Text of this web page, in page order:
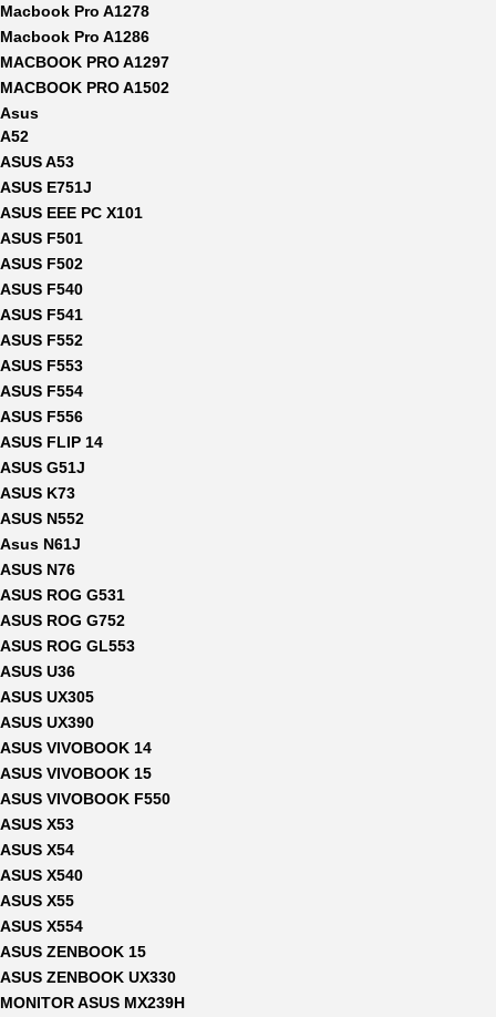
Macbook Pro A1278
Macbook Pro A1286
MACBOOK PRO A1297
MACBOOK PRO A1502
Asus
A52
ASUS A53
ASUS E751J
ASUS EEE PC X101
ASUS F501
ASUS F502
ASUS F540
ASUS F541
ASUS F552
ASUS F553
ASUS F554
ASUS F556
ASUS FLIP 14
ASUS G51J
ASUS K73
ASUS N552
Asus N61J
ASUS N76
ASUS ROG G531
ASUS ROG G752
ASUS ROG GL553
ASUS U36
ASUS UX305
ASUS UX390
ASUS VIVOBOOK 14
ASUS VIVOBOOK 15
ASUS VIVOBOOK F550
ASUS X53
ASUS X54
ASUS X540
ASUS X55
ASUS X554
ASUS ZENBOOK 15
ASUS ZENBOOK UX330
MONITOR ASUS MX239H